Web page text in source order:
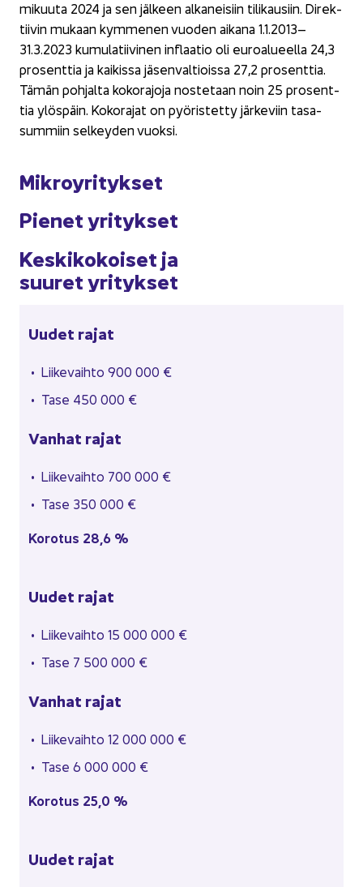
mi­kuu­ta 2024 ja sen jäl­keen al­ka­nei­siin ti­li­kausiin. Di­rek­
tii­vin mu­kaan kym­me­nen vuo­den ai­ka­na 1.1.2013–
31.3.2023 ku­mu­la­tii­vi­nen in­flaa­tio oli eu­roa­lu­eel­la 24,3
pro­sent­tia ja kai­kis­sa jä­sen­val­tiois­sa 27,2 pro­sent­tia.
Tämän poh­jal­ta ko­ko­ra­jo­ja nos­te­taan noin 25 pro­sent­
tia ylös­päin. Ko­ko­ra­jat on pyö­ris­tet­ty jär­ke­viin ta­sa­
sum­miin sel­key­den vuok­si.
Mik­ro­y­ri­tyk­set
Pie­net yri­tyk­set
Kes­ki­ko­koi­set ja
suu­ret yri­tyk­set
Uudet rajat
Lii­ke­vaih­to 900 000 €
Tase 450 000 €
Van­hat rajat
Lii­ke­vaih­to 700 000 €
Tase 350 000 €
Ko­ro­tus 28,6 %
Uudet rajat
Lii­ke­vaih­to 15 000 000 €
Tase 7 500 000 €
Van­hat rajat
Lii­ke­vaih­to 12 000 000 €
Tase 6 000 000 €
Ko­ro­tus 25,0 %
Uudet rajat